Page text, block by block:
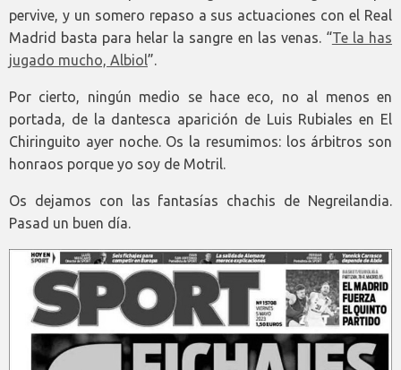
pervive, y un somero repaso a sus actuaciones con el Real
Madrid basta para helar la sangre en las venas. “Te la has
jugado mucho, Albiol”.
Por cierto, ningún medio se hace eco, no al menos en
portada, de la dantesca aparición de Luis Rubiales en El
Chiringuito ayer noche. Os la resumimos: los árbitros son
honraos porque yo soy de Motril.
Os dejamos con las fantasías chachis de Negreilandia.
Pasad un buen día.